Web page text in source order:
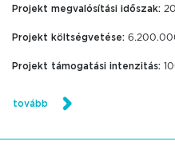
Projekt megvalósítási időszak:
Projekt költségvetése:
Projekt támogatási intenzitás:
tovább